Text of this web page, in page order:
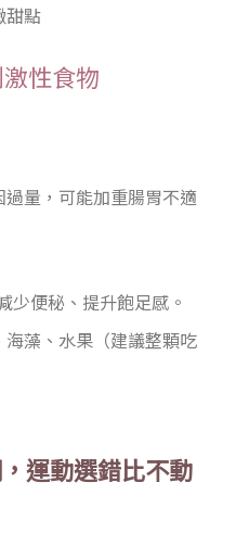
甜點
性食物
量，可能加重腸胃不適
少便秘、提升飽足感。
藻、水果（建議整顆吃
運動選錯比不動